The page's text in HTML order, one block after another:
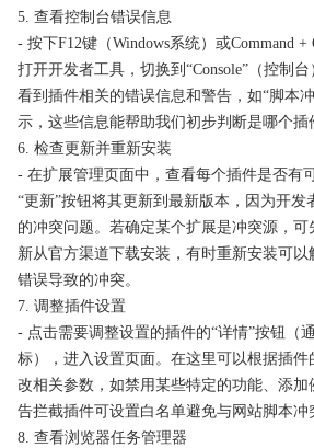
5. 查看控制台错误信息
- 按下F12键（Windows系统）或Command +
打开开发者工具，切换到“Console”（控制
看到插件相关的错误信息和警告，如“脚本
示，这些信息能帮助我们初步判断是哪个插
6. 检查更新并重新安装
- 在扩展管理页面中，查看每个插件是否有
“更新”按钮将其更新到最新版本，因为开发
的冲突问题。若确定某个扩展是冲突源，
新从官方渠道下载安装，有时重新安装可
错误导致的冲突。
7. 调整插件设置
- 点击需要调整设置的插件的“详情”按钮（
标），进入设置页面。在这里可以根据插
改相关参数，如禁用某些特定的功能、添
告拦截插件可设置白名单避免与网站脚本冲
8. 查看浏览器任务管理器